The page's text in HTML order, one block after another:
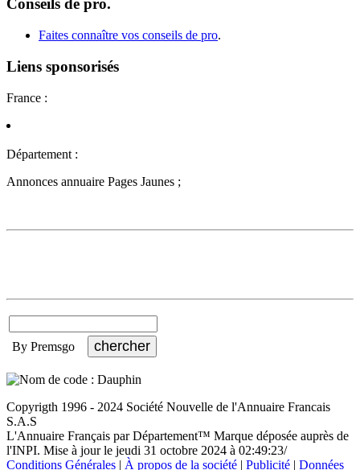
Conseils de pro.
Faites connaître vos conseils de pro.
Liens sponsorisés
France :
Département :
Annonces annuaire Pages Jaunes ;
By Premsgo
Copyrigth 1996 - 2024 Société Nouvelle de l'Annuaire Francais
S.A.S
L'Annuaire Français par Département™ Marque déposée auprès de
l'INPI. Mise à jour le jeudi 31 octobre 2024 à 02:49:23/
Conditions Générales | À propos de la société | Publicité | Données